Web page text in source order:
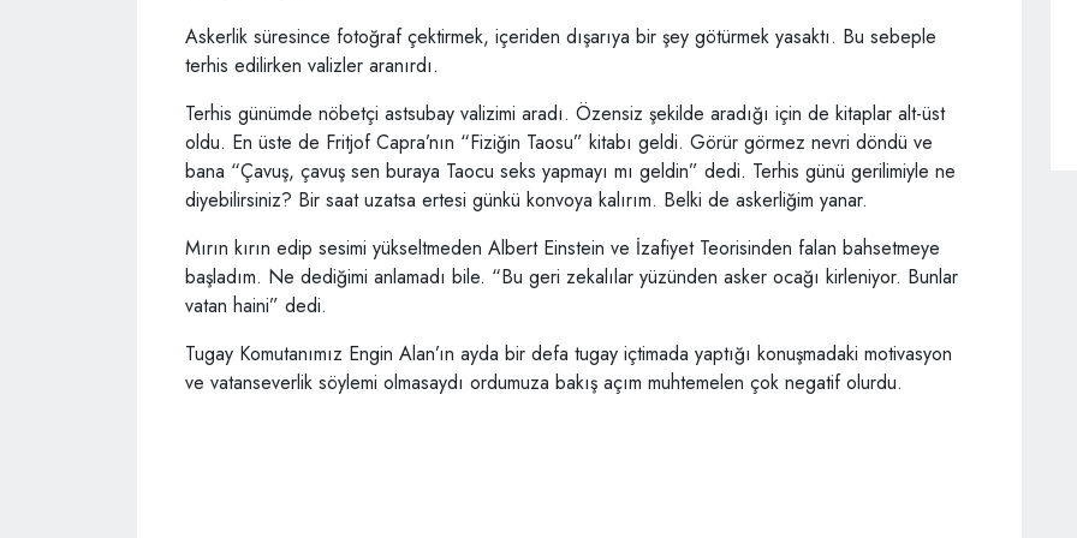
Askerlik süresince fotoğraf çektirmek, içeriden dışarıya bir şey götürmek yasaktı. Bu sebeple
terhis edilirken valizler aranırdı.
Terhis günümde nöbetçi astsubay valizimi aradı. Özensiz şekilde aradığı için de kitaplar alt-üst
oldu. En üste de Fritjof Capra’nın “Fiziğin Taosu” kitabı geldi. Görür görmez nevri döndü ve
bana “Çavuş, çavuş sen buraya Taocu seks yapmayı mı geldin” dedi. Terhis günü gerilimiyle ne
diyebilirsiniz? Bir saat uzatsa ertesi günkü konvoya kalırım. Belki de askerliğim yanar.
Mırın kırın edip sesimi yükseltmeden Albert Einstein ve İzafiyet Teorisinden falan bahsetmeye
başladım. Ne dediğimi anlamadı bile. “Bu geri zekalılar yüzünden asker ocağı kirleniyor. Bunlar
vatan haini” dedi.
Tugay Komutanımız Engin Alan’ın ayda bir defa tugay içtimada yaptığı konuşmadaki motivasyon
ve vatanseverlik söylemi olmasaydı ordumuza bakış açım muhtemelen çok negatif olurdu.